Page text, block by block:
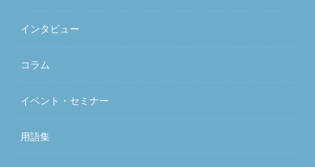
インタビュー
コラム
イベント・セミナー
用語集